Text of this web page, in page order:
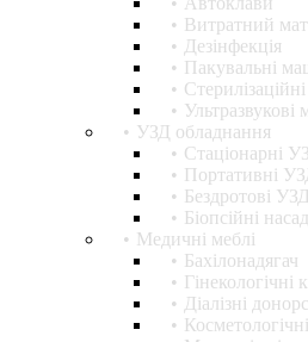
Витратний
Дезінфекція
Пакувальні
Ультразвукові
УЗД обладнання
Стаціонарні
Портативні
Бездротові
Біопсійні
Медичні меблі
Бахілонадягач
Гінекологічні
Діалізні